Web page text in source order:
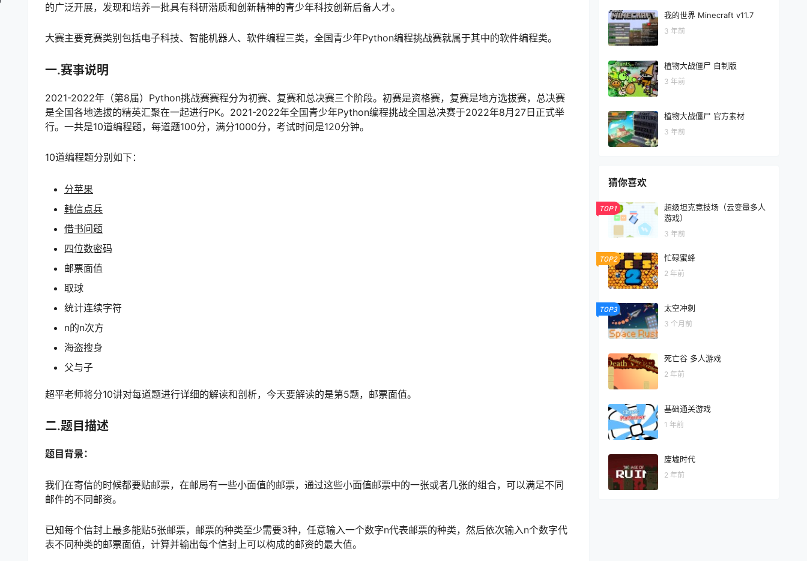
的广泛开展，发现和培养一批具有科研潜质和创新精神的青少年科技创新后备人才。
大赛主要竞赛类别包括电子科技、智能机器人、软件编程三类，全国青少年Python编程挑战赛就属于其中的软件编程类。
一.赛事说明
2021-2022年（第8届）Python挑战赛赛程分为初赛、复赛和总决赛三个阶段。初赛是资格赛，复赛是地方选拔赛，总决赛
是全国各地选拔的精英汇聚在一起进行PK。2021-2022年全国青少年Python编程挑战全国总决赛于2022年8月27日正式举
行。一共是10道编程题，每道题100分，满分1000分，考试时间是120分钟。
10道编程题分别如下：
分苹果
韩信点兵
借书问题
四位数密码
邮票面值
取球
统计连续字符
n的n次方
海盗搜身
父与子
超平老师将分10讲对每道题进行详细的解读和剖析，今天要解读的是第5题，邮票面值。
二.题目描述
题目背景：
我们在寄信的时候都要贴邮票，在邮局有一些小面值的邮票，通过这些小面值邮票中的一张或者几张的组合，可以满足不同
邮件的不同邮资。
已知每个信封上最多能贴5张邮票，邮票的种类至少需要3种，任意输入一个数字n代表邮票的种类，然后依次输入n个数字代
表不同种类的邮票面值，计算并输出每个信封上可以构成的邮资的最大值。
我的世界 Minecraft v11.7
3 年前
植物大战僵尸 自制版
3 年前
植物大战僵尸 官方素材
3 年前
猜你喜欢
TOP1
超级坦克竞技场（云变量多人
游戏）
3 年前
TOP2 忙碌蜜蜂
2 年前
TOP3 太空冲刺
3 个月前
死亡谷 多人游戏
2 年前
基础通关游戏
1 年前
废墟时代
2 年前